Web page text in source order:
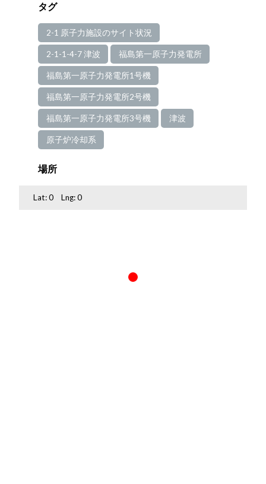
タグ
2-1 原子力施設のサイト状況
2-1-1-4-7 津波 福島第一原子力発電所
福島第一原子力発電所1号機
福島第一原子力発電所2号機
福島第一原子力発電所3号機 津波
原子炉冷却系
場所
Lat:0 Lng:0